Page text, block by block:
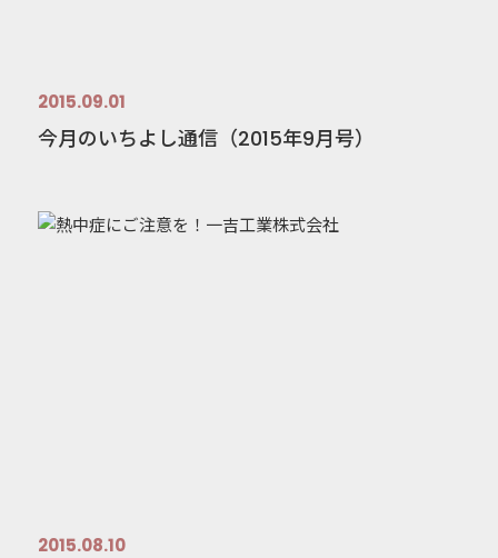
2015.09.01
今月のいちよし通信（2015年9月号）
2015.08.10